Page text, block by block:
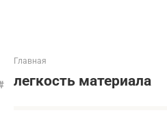
Главная
легкость материала